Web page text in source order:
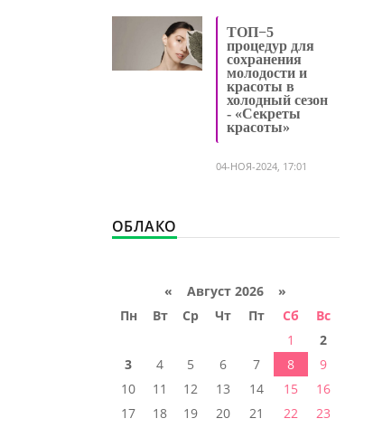
ТОП−5
процедур для
сохранения
молодости и
красоты в
холодный сезон
- «Секреты
красоты»
04-НОЯ-2024, 17:01
ОБЛАКО
« Август 2026 »
Пн
Вт Ср Чт Пт Сб
Вс
1
2
3
4 5 6 7 8
9
10
11 12 13 14 15
16
17
18 19 20 21 22
23